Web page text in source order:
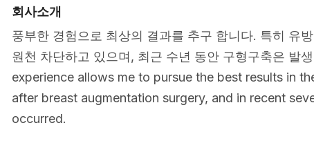
회사소개
풍부한 경험으로 최상의 결과를 추구 합니다. 특히 유
원천 차단하고 있으며, 최근 수년 동안 구형구축은 발
experience allows me to pursue the best results in
after breast augmentation surgery, and in recent
occurred.